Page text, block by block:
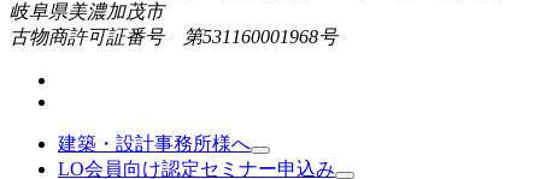
岐阜県美濃加茂市
古物商許可証番号 第531160001968号
建築・設計事務所様へ
LO会員向け認定セミナー申込み